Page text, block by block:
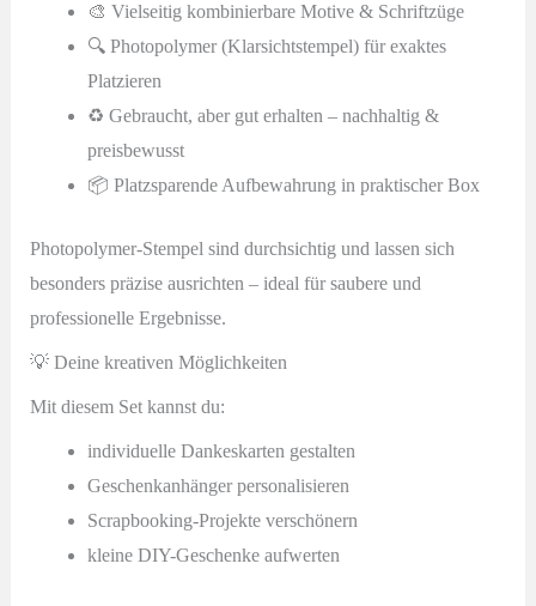
🎨 Vielseitig kombinierbare Motive & Schriftzüge
🔍 Photopolymer (Klarsichtstempel) für exaktes
Platzieren
♻️ Gebraucht, aber gut erhalten – nachhaltig &
preisbewusst
📦 Platzsparende Aufbewahrung in praktischer Box
Photopolymer-Stempel sind durchsichtig und lassen sich
besonders präzise ausrichten – ideal für saubere und
professionelle Ergebnisse.
💡 Deine kreativen Möglichkeiten
Mit diesem Set kannst du:
individuelle Dankeskarten gestalten
Geschenkanhänger personalisieren
Scrapbooking-Projekte verschönern
kleine DIY-Geschenke aufwerten